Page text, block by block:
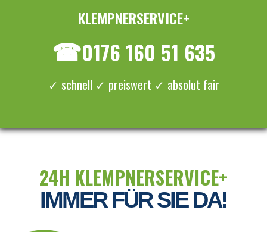
KLEMPNERSERVICE+
☎0176 160 51 635
✓ schnell ✓ preiswert ✓ absolut fair
24H KLEMPNERSERVICE+
IMMER FÜR SIE DA!